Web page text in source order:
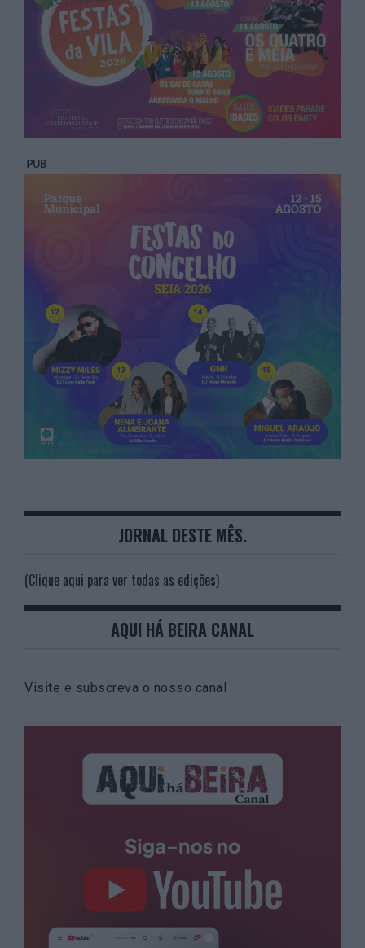
JORNAL DESTE MÊS.
(Clique aqui para ver todas as edições)
AQUI HÁ BEIRA CANAL
Visite e subscreva o nosso canal